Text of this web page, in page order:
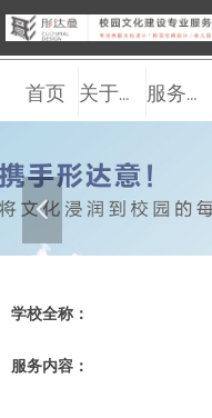
넳
首页 关于我们 服务观点
学校全称：
服务内容：